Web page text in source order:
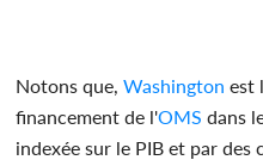
Notons que,Washington est
financement de l'OMS dans
indexée sur le PIB et par des